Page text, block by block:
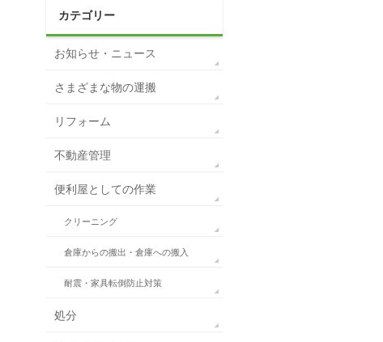
カテゴリー
お知らせ・ニュース
さまざまな物の運搬
リフォーム
不動産管理
便利屋としての作業
クリーニング
倉庫からの搬出・倉庫への搬入
耐震・家具転倒防止対策
処分